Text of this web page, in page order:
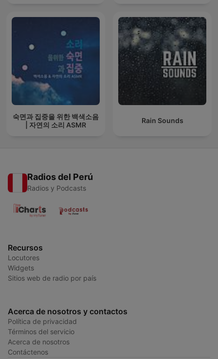
숙면과 집중을 위한 백색소음
| 자연의 소리 ASMR
Rain Sounds
Radios del Perú
Radios y Podcasts
Recursos
Locutores
Widgets
Sitios web de radio por país
Acerca de nosotros y contactos
Política de privacidad
Términos del servicio
Acerca de nosotros
Contáctenos